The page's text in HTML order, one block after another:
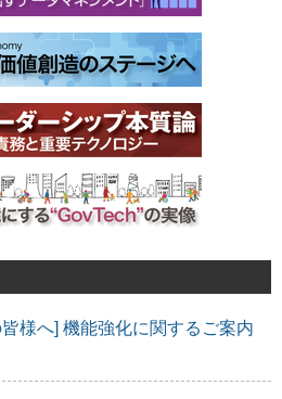
様へ] 機能強化に関するご案内